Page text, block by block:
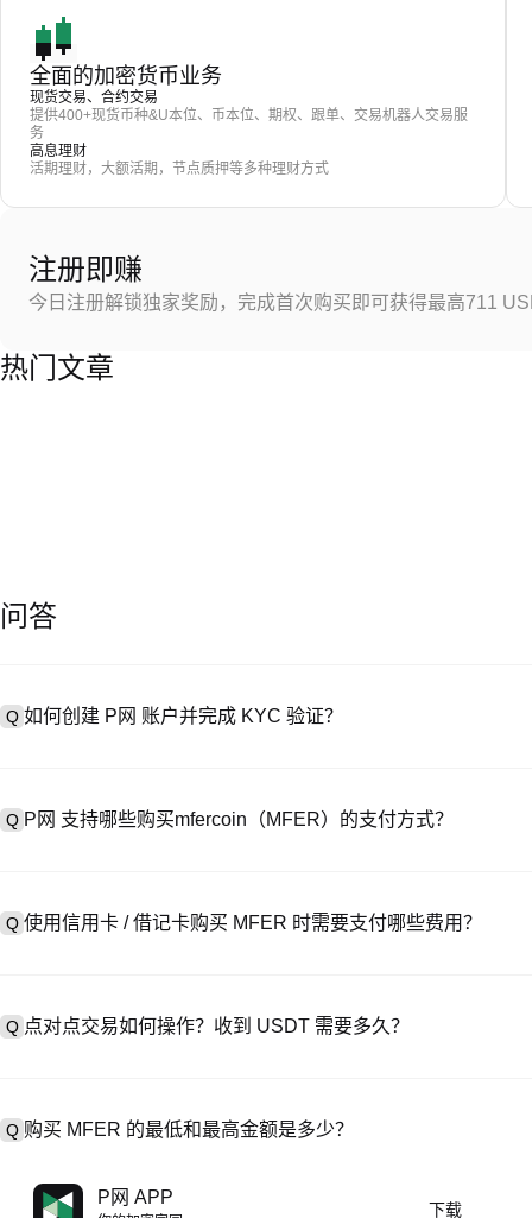
全面的加密货币业务
现货交易、合约交易
提供400+现货币种&U本位、币本位、期权、跟单、交易机器人交易服
务
高息理财
活期理财，大额活期，节点质押等多种理财方式
注册即赚
今日注册解锁独家奖励，完成首次购买即可获得最高711
热门文章
问答
Q 如何创建 P网 账户并完成 KYC 验证？
Q P网 支持哪些购买mfercoin（MFER）的支付方式？
易，提供定制报价。
Q 使用信用卡 / 借记卡购买 MFER 时需要支付哪些费用？
Q 点对点交易如何操作？收到 USDT 需要多久？
Q 购买 MFER 的最低和最高金额是多少？
最低和最高限额因购买方式和验证等级而异。信用卡 / 借记卡最低
常起价 10 美元）；银行转账最低存款多为 100 美元。操作前请查看
P网 APP
下载